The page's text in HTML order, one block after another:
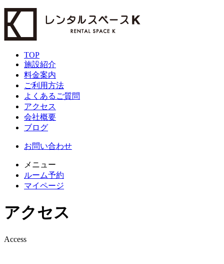
TOP
施設紹介
料金案内
ご利用方法
よくあるご質問
アクセス
会社概要
ブログ
お問い合わせ
メニュー
ルーム予約
マイページ
アクセス
Access